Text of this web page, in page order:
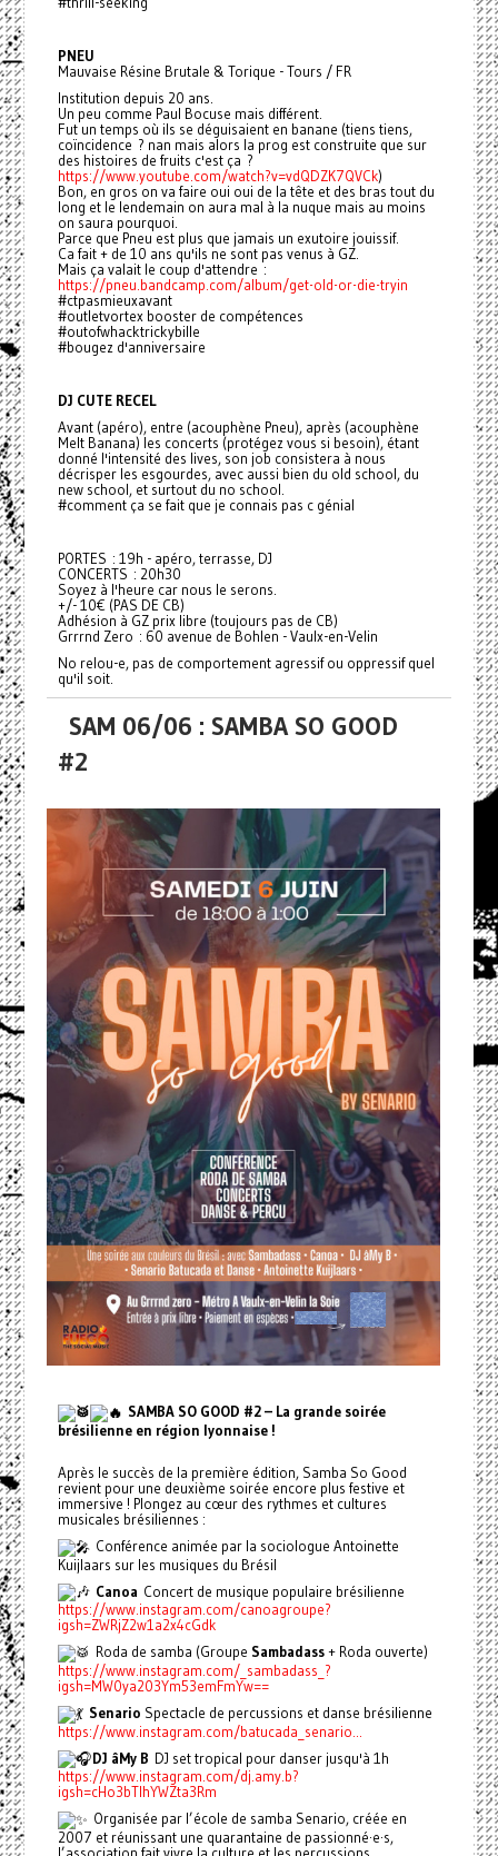
PNEU
Mauvaise Résine Brutale & Torique - Tours / FR
Institution depuis 20 ans.
Un peu comme Paul Bocuse mais différent.
Fut un temps où ils se déguisaient en banane (tiens tiens,
coïncidence ? nan mais alors la prog est construite que sur
des histoires de fruits c'est ça ?
https://www.youtube.com/watch?v=vdQDZK7QVCk)
Bon, en gros on va faire oui oui de la tête et des bras tout du
long et le lendemain on aura mal à la nuque mais au moins
on saura pourquoi.
Parce que Pneu est plus que jamais un exutoire jouissif.
Ca fait + de 10 ans qu'ils ne sont pas venus à GZ.
Mais ça valait le coup d'attendre :
https://pneu.bandcamp.com/album/get-old-or-die-tryin
#ctpasmieuxavant
#outletvortex booster de compétences
#outofwhacktrickybille
#bougez d'anniversaire
DJ CUTE RECEL
Avant (apéro), entre (acouphène Pneu), après (acouphène
Melt Banana) les concerts (protégez vous si besoin), étant
donné l'intensité des lives, son job consistera à nous
décrisper les esgourdes, avec aussi bien du old school, du
new school, et surtout du no school.
#comment ça se fait que je connais pas c génial
PORTES : 19h - apéro, terrasse, DJ
CONCERTS : 20h30
Soyez à l'heure car nous le serons.
+/- 10€ (PAS DE CB)
Adhésion à GZ prix libre (toujours pas de CB)
Grrrnd Zero : 60 avenue de Bohlen - Vaulx-en-Velin
No relou-e, pas de comportement agressif ou oppressif quel
qu'il soit.
SAM 06/06 : SAMBA SO GOOD
#2
SAMBA SO GOOD #2 – La grande soirée
brésilienne en région lyonnaise !
Après le succès de la première édition, Samba So Good
revient pour une deuxième soirée encore plus festive et
immersive ! Plongez au cœur des rythmes et cultures
musicales brésiliennes :
Conférence animée par la sociologue Antoinette
Kuijlaars sur les musiques du Brésil
Canoa Concert de musique populaire brésilienne
https://www.instagram.com/canoagroupe?
igsh=ZWRjZ2w1a2x4cGdk
Roda de samba (Groupe Sambadass+ Roda ouverte)
https://www.instagram.com/_sambadass_?
igsh=MW0ya203Ym53emFmYw==
Senario Spectacle de percussions et danse brésilienne
https://www.instagram.com/batucada_senario...
DJ âMy B DJ set tropical pour danser jusqu'à 1h
https://www.instagram.com/dj.amy.b?
igsh=cHo3bTlhYWZta3Rm
Organisée par l’école de samba Senario, créée en
2007 et réunissant une quarantaine de passionné·e·s,